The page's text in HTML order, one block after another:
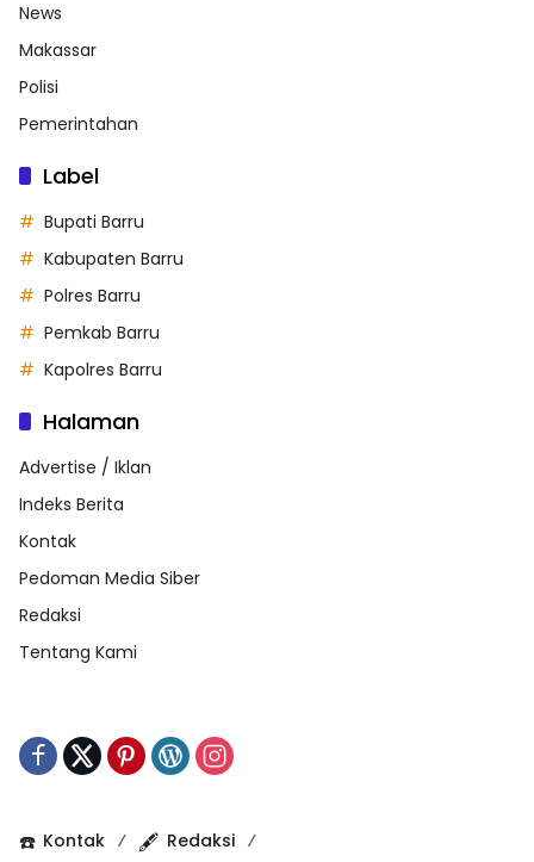
News
Makassar
Polisi
Pemerintahan
Label
Bupati Barru
Kabupaten Barru
Polres Barru
Pemkab Barru
Kapolres Barru
Halaman
Advertise / Iklan
Indeks Berita
Kontak
Pedoman Media Siber
Redaksi
Tentang Kami
☎️ Kontak 🖋️ Redaksi